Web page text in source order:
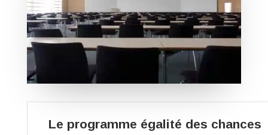
Le programme égalité des chances